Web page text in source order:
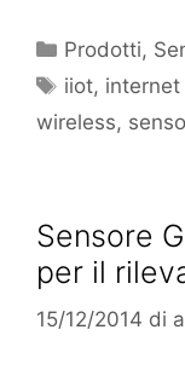
Categorie
Prodotti,
Tag
iiot,
wireless,
Sensore
per il
15/12/2014 di